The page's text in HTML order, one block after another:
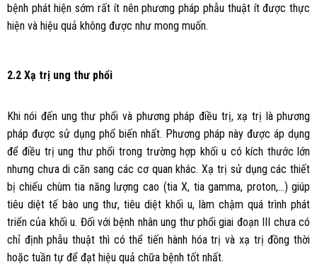
bệnh phát hiện sớm rất ít nên phương pháp phẫu thuật ít được thực
hiện và hiệu quả không được như mong muốn.
2.2 Xạ trị ung thư phổi
Khi nói đến ung thư phổi và phương pháp điều trị, xạ trị là phương
pháp được sử dụng phổ biến nhất. Phương pháp này được áp dụng
để điều trị ung thư phổi trong trường hợp khối u có kích thước lớn
nhưng chưa di căn sang các cơ quan khác. Xạ trị sử dụng các thiết
bị chiếu chùm tia năng lượng cao (tia X, tia gamma, proton,…) giúp
tiêu diệt tế bào ung thư, tiêu diệt khối u, làm chậm quá trình phát
triển của khối u. Đối với bệnh nhân ung thư phổi giai đoạn III chưa có
chỉ định phẫu thuật thì có thể tiến hành hóa trị và xạ trị đồng thời
hoặc tuần tự để đạt hiệu quả chữa bệnh tốt nhất.